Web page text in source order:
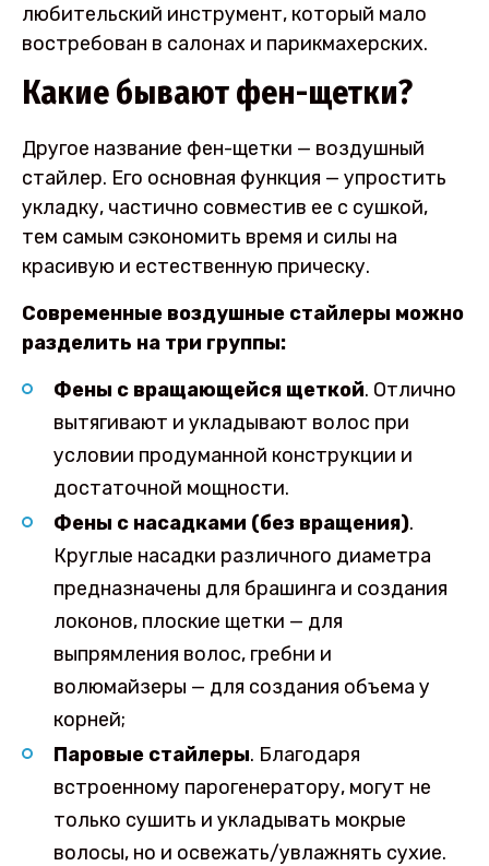
любительский инструмент, который мало
востребован в салонах и парикмахерских.
Какие бывают фен-щетки?
Другое название фен-щетки — воздушный
стайлер. Его основная функция — упростить
укладку, частично совместив ее с сушкой,
тем самым сэкономить время и силы на
красивую и естественную прическу.
Современные воздушные стайлеры можно
разделить на три группы:
Фены с вращающейся щеткой. Отлично
вытягивают и укладывают волос при
условии продуманной конструкции и
достаточной мощности.
Фены с насадками (без вращения).
Круглые насадки различного диаметра
предназначены для брашинга и создания
локонов, плоские щетки — для
выпрямления волос, гребни и
волюмайзеры — для создания объема у
корней;
Паровые стайлеры. Благодаря
встроенному парогенератору, могут не
только сушить и укладывать мокрые
волосы, но и освежать/увлажнять сухие.